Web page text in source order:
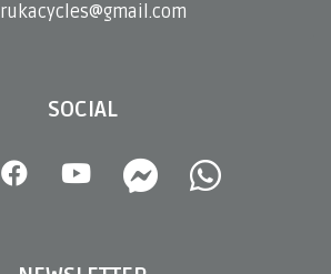
rukacycles@gmail.com
SOCIAL